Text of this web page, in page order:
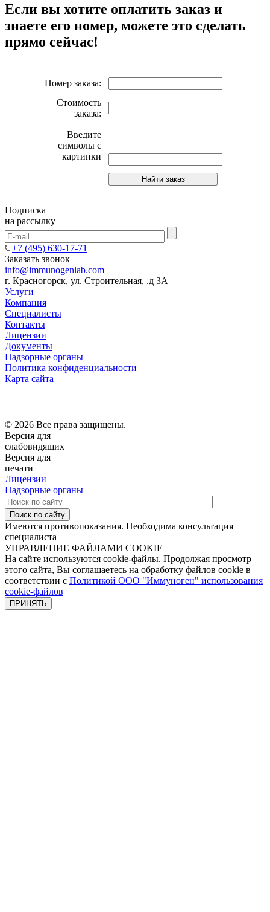
Если вы хотите оплатить заказ и
знаете его номер, можете это сделать
прямо сейчас!
Номер заказа:
Стоимость
заказа:
Введите
символы с
картинки
Подписка
на рассылку
+7 (495) 630-17-71
Заказать звонок
info@immunogenlab.com
г. Красногорск, ул. Строительная, .д 3А
Услуги
Компания
Специалисты
Контакты
Лицензии
Документы
Надзорные органы
Политика конфиденциальности
Карта сайта
© 2026 Все права защищены.
Версия для
слабовидящих
Версия для
печати
Лицензии
Надзорные органы
Поиск по сайту
Имеются противопоказания. Необходима консультация
специалиста
УПРАВЛЕНИЕ ФАЙЛАМИ COOKIE
На сайте используются cookie-файлы. Продолжая просмотр
этого сайта, Вы соглашаетесь на обработку файлов cookie в
соответствии с Политикой ООО "Иммуноген" использования
cookie-файлов
ПРИНЯТЬ